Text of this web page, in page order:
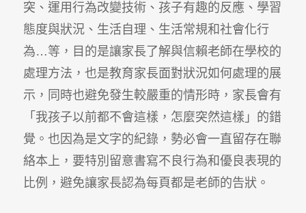
突、運用行為改變技術、孩子有趣的反應、學習
態度與狀況、生活自理、生活常規和社會化行
為…等，目的是讓家長了解與信賴老師在學校的
處理方法，也是教育家長面對狀況如何處理的展
示，同時也避免發生較嚴重的情形時，家長會有
「我孩子以前都不會這樣，怎麼突然這樣」的錯
覺。也因為是文字的紀錄，勢必會一直留存在聯
絡本上，要特別留意書寫不良行為和優良表現的
比例，避免讓家長認為每頁都是老師的告狀。